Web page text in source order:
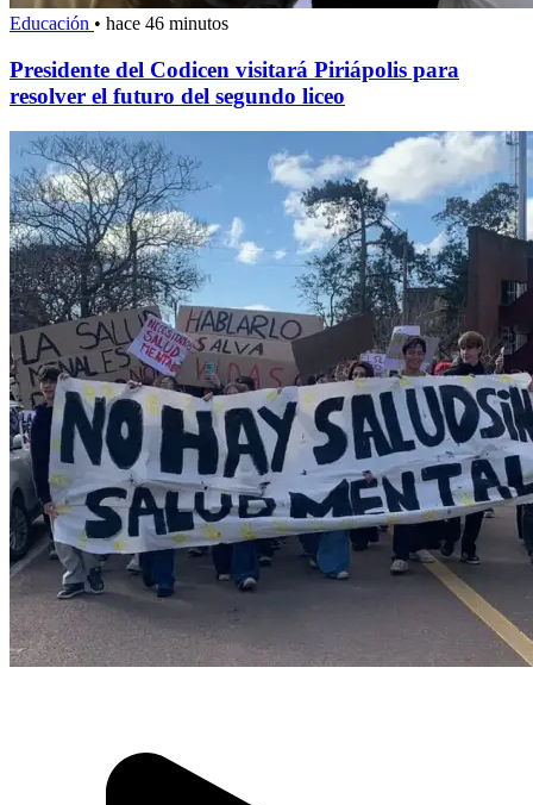
Educación • hace 46 minutos
Presidente del Codicen visitará Piriápolis para
resolver el futuro del segundo liceo